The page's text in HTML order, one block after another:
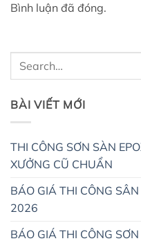
Bình luận đã đóng.
BÀI VIẾT MỚI
THI CÔNG SƠN SÀN
XƯỞNG CŨ CHUẨN
BÁO GIÁ THI CÔNG
2026
BÁO GIÁ THI CÔNG